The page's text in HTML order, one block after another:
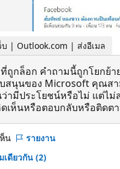
| Outlook.com | ส่งอีเมล
ถูกล็อก คำถามนี้ถูกโยกย้
สนุนของ Microsoft คุณสา
ามีประโยชน์หรือไม่ แต่ไม่
เห็นหรือตอบกลับหรือติดต
น
รายงาน
เดียวกัน (2)